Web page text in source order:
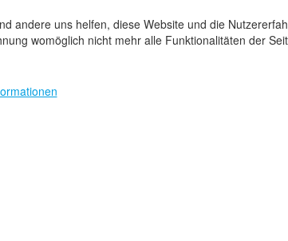
andere uns helfen, diese Website und die
womöglich nicht mehr alle Funktionalitäten der